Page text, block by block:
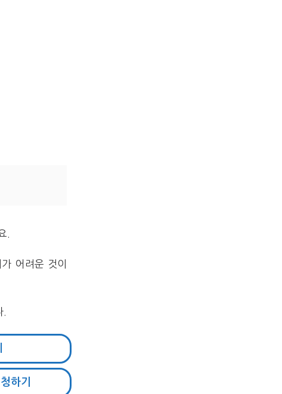
.
어려운 것이
하기